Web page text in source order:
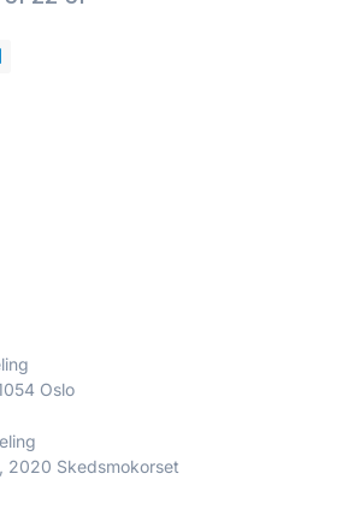
Oslo
2020 Skedsmokorset